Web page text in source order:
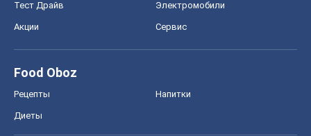
Тест Драйв Электромобили
Акции Сервис
Food Oboz
Рецепты Напитки
Диеты